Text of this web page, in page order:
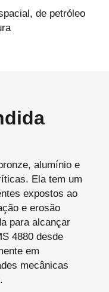
de petróleo
alumínio e
Ela tem um
expostos ao
e erosão
para alcançar
4880 desde
em
mecânicas